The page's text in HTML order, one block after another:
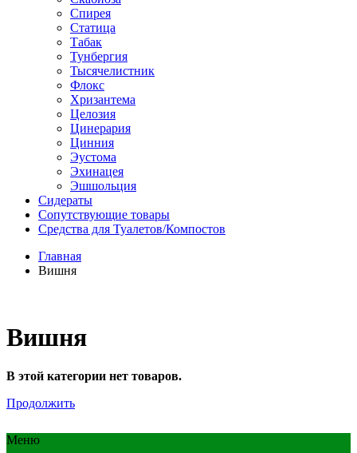
Спирея
Статица
Табак
Тунбергия
Тысячелистник
Флокс
Хризантема
Целозия
Цинерария
Цинния
Эустома
Эхинацея
Эшшольция
Сидераты
Сопутствующие товары
Средства для Туалетов/Компостов
Главная
Вишня
Вишня
В этой категории нет товаров.
Продолжить
Меню